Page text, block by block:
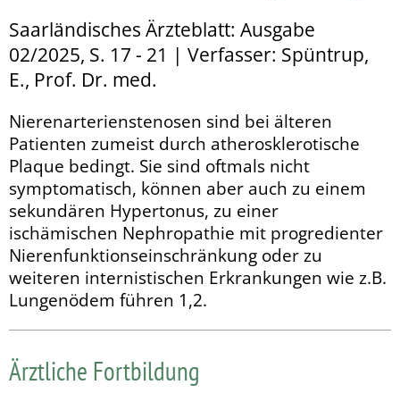
Saarländisches Ärzteblatt: Ausgabe
02/2025, S. 17 - 21 | Verfasser: Spüntrup,
E., Prof. Dr. med.
Nierenarterienstenosen sind bei älteren
Patienten zumeist durch atherosklerotische
Plaque bedingt. Sie sind oftmals nicht
symptomatisch, können aber auch zu einem
sekundären Hypertonus, zu einer
ischämischen Nephropathie mit progredienter
Nierenfunktionseinschränkung oder zu
weiteren internistischen Erkrankungen wie z.B.
Lungenödem führen 1,2.
Ärztliche Fortbildung